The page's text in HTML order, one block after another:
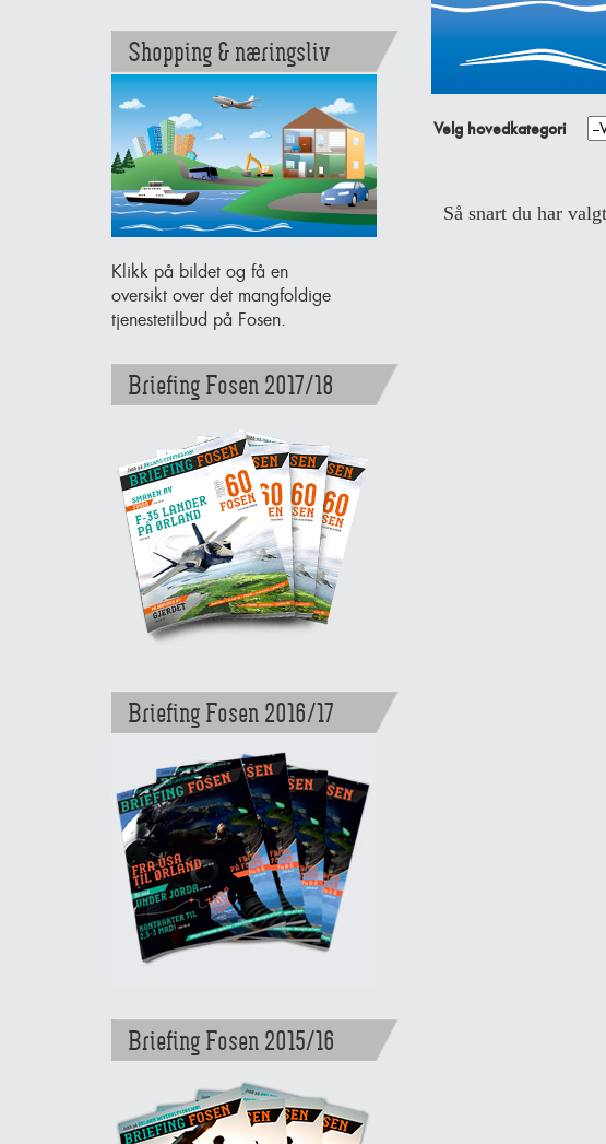
Shopping & næringsliv
Klikk på bildet og få en
oversikt over det mangfoldige
tjenestetilbud på Fosen.
Briefing Fosen 2017/18
Briefing Fosen 2016/17
Briefing Fosen 2015/16
Velg hovedkategori
Så snart du har